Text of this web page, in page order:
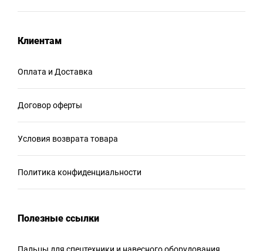
Клиентам
Оплата и Доставка
Договор оферты
Условия возврата товара
Политика конфиденциальности
Полезные ссылки
Пальцы для спецтехники и навесного оборудования